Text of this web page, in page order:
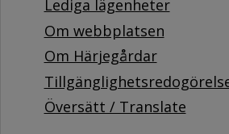
Lediga lägenheter
Om webbplatsen
Om Härjegårdar
Översätt / Translate